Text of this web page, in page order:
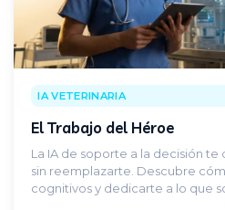
IA VETERINARIA
El Trabajo del Héroe
La IA de soporte a la decisión
sin reemplazarte. Descubre
cognitivos y dedicarte a lo que